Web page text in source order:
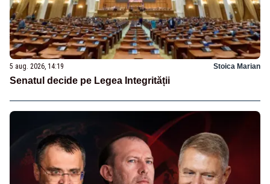
5 aug. 2026, 14:19 Stoica Marian
Senatul decide pe Legea Integrității